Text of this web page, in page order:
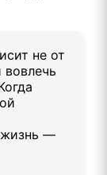
не от
вовлечь
жизнь —